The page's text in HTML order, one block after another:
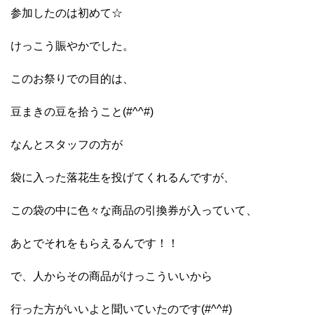
参加したのは初めて☆
けっこう賑やかでした。
このお祭りでの目的は、
豆まきの豆を拾うこと(#^^#)
なんとスタッフの方が
袋に入った落花生を投げてくれるんですが、
この袋の中に色々な商品の引換券が入っていて、
あとでそれをもらえるんです！！
で、人からその商品がけっこういいから
行った方がいいよと聞いていたのです(#^^#)